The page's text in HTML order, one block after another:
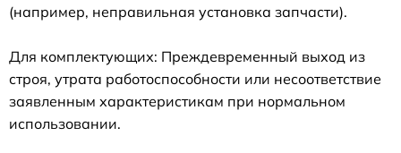
(например, неправильная установка запчасти).
Для комплектующих: Преждевременный выход из
строя, утрата работоспособности или несоответствие
заявленным характеристикам при нормальном
использовании.